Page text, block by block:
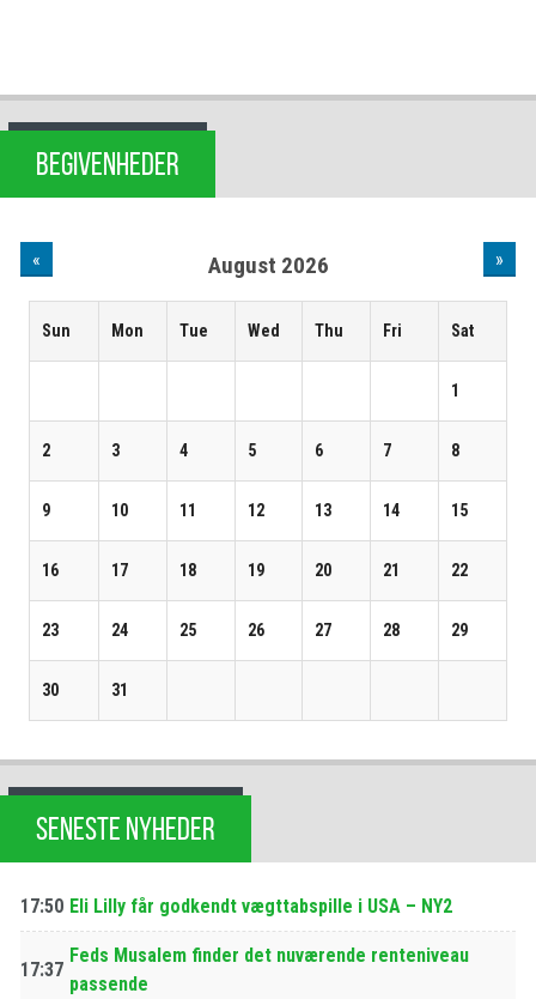
BEGIVENHEDER
« August 2026 »
Sun Mon Tue Wed Thu Fri Sat
1
2 3 4 5 6 7 8
9 10 11 12 13 14 15
16 17 18 19 20 21 22
23 24 25 26 27 28 29
30 31
SENESTE NYHEDER
17:50 Eli Lilly får godkendt vægttabspille i USA – NY2
17:37
Feds Musalem finder det nuværende renteniveau
passende